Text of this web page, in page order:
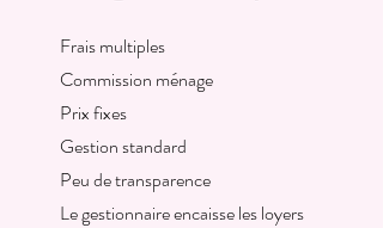
Frais multiples
Commission ménage
Prix fixes
Gestion standard
Peu de transparence
Le gestionnaire encaisse les loyers